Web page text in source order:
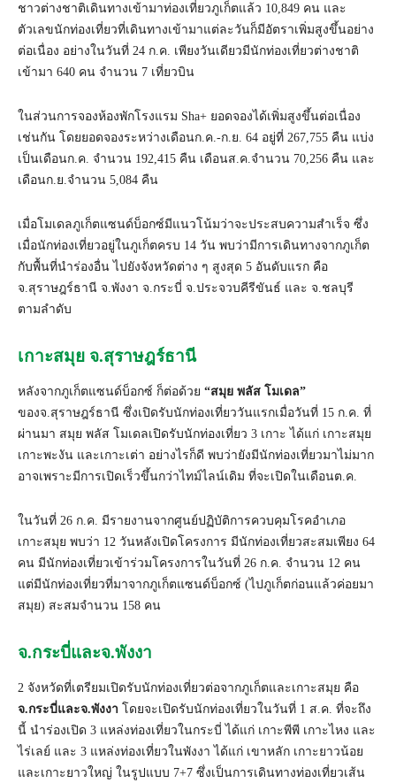
ชาวต่างชาติเดินทางเข้ามาท่องเที่ยวภูเก็ตแล้ว 10,849 คน และ
ตัวเลขนักท่องเที่ยวที่เดินทางเข้ามาแต่ละวันก็มีอัตราเพิ่มสูงขึ้นอย่าง
ต่อเนื่อง อย่างในวันที่ 24 ก.ค. เพียงวันเดียวมีนักท่องเที่ยวต่างชาติ
เข้ามา 640 คน จำนวน 7 เที่ยวบิน
ในส่วนการจองห้องพักโรงแรม Sha+ ยอดจองได้เพิ่มสูงขึ้นต่อเนื่อง
เช่นกัน โดยยอดจองระหว่างเดือนก.ค.-ก.ย. 64 อยู่ที่ 267,755 คืน แบ่ง
เป็นเดือนก.ค. จำนวน 192,415 คืน เดือนส.ค.จำนวน 70,256 คืน และ
เดือนก.ย.จำนวน 5,084 คืน
เมื่อโมเดลภูเก็ตแซนด์บ็อกซ์มีแนวโน้มว่าจะประสบความสำเร็จ ซึ่ง
เมื่อนักท่องเที่ยวอยู่ในภูเก็ตครบ 14 วัน พบว่ามีการเดินทางจากภูเก็ต
กับพื้นที่นำร่องอื่น ไปยังจังหวัดต่าง ๆ สูงสุด 5 อันดับแรก คือ
จ.สุราษฎร์ธานี จ.พังงา จ.กระบี่ จ.ประจวบคีรีขันธ์ และ จ.ชลบุรี
ตามลำดับ
เกาะสมุย จ.สุราษฎร์ธานี
หลังจากภูเก็ตแซนด์บ็อกซ์ ก็ต่อด้วย “สมุย พลัส โมเดล”
ของจ.สุราษฎร์ธานี ซึ่งเปิดรับนักท่องเที่ยววันแรกเมื่อวันที่ 15 ก.ค. ที่
ผ่านมา สมุย พลัส โมเดลเปิดรับนักท่องเที่ยว 3 เกาะ ได้แก่ เกาะสมุย
เกาะพะงัน และเกาะเต่า อย่างไรก็ดี พบว่ายังมีนักท่องเที่ยวมาไม่มาก
อาจเพราะมีการเปิดเร็วขึ้นกว่าไทม์ไลน์เดิม ที่จะเปิดในเดือนต.ค.
ในวันที่ 26 ก.ค. มีรายงานจากศูนย์ปฏิบัติการควบคุมโรคอำเภอ
เกาะสมุย พบว่า 12 วันหลังเปิดโครงการ มีนักท่องเที่ยวสะสมเพียง 64
คน มีนักท่องเที่ยวเข้าร่วมโครงการในวันที่ 26 ก.ค. จำนวน 12 คน
แต่มีนักท่องเที่ยวที่มาจากภูเก็ตแซนด์บ็อกซ์ (ไปภูเก็ตก่อนแล้วค่อยมา
สมุย) สะสมจำนวน 158 คน
จ.กระบี่และจ.พังงา
2 จังหวัดที่เตรียมเปิดรับนักท่องเที่ยวต่อจากภูเก็ตและเกาะสมุย คือ
จ.กระบี่และจ.พังงา โดยจะเปิดรับนักท่องเที่ยวในวันที่ 1 ส.ค. ที่จะถึง
นี้ นำร่องเปิด 3 แหล่งท่องเที่ยวในกระบี่ ได้แก่ เกาะพีพี เกาะไหง และ
ไร่เลย์ และ 3 แหล่งท่องเที่ยวในพังงา ได้แก่ เขาหลัก เกาะยาวน้อย
และเกาะยาวใหญ่ ในรูปแบบ 7+7 ซึ่งเป็นการเดินทางท่องเที่ยวเส้น